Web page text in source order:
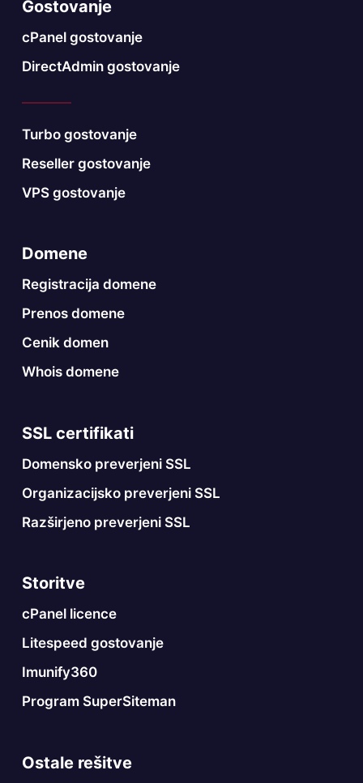
Gostovanje
cPanel gostovanje
DirectAdmin gostovanje
Turbo gostovanje
Reseller gostovanje
VPS gostovanje
Domene
Registracija domene
Prenos domene
Cenik domen
Whois domene
SSL certifikati
Domensko preverjeni SSL
Organizacijsko preverjeni SSL
Razširjeno preverjeni SSL
Storitve
cPanel licence
Litespeed gostovanje
Imunify360
Program SuperSiteman
Ostale rešitve